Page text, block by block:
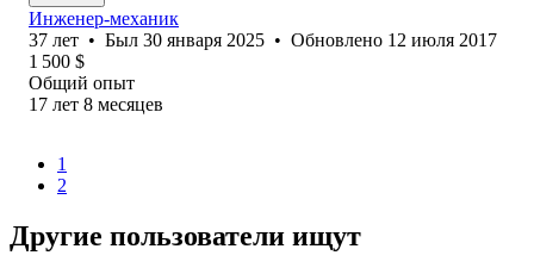
Инженер-механик
37 лет • Был 30 января 2025 • Обновлено 12 июля 2017
1 500 $
Общий опыт
17 лет 8 месяцев
1
2
Другие пользователи ищут